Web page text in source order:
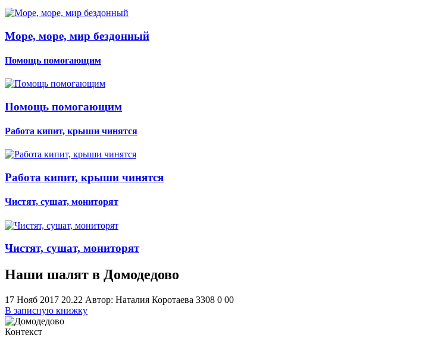
Море, море, мир бездонный
Помощь помогающим
Помощь помогающим
Работа кипит, крыши чинятся
Работа кипит, крыши чинятся
Чистят, сушат, мониторят
Чистят, сушат, мониторят
Наши шалят в Домодедово
17 Нояб 2017 20.22 Автор: Наталия Коротаева 3308 0 00
В записную книжку
Контекст